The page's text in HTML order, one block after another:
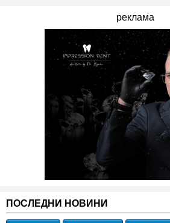
реклама
ПОСЛЕДНИ НОВИНИ